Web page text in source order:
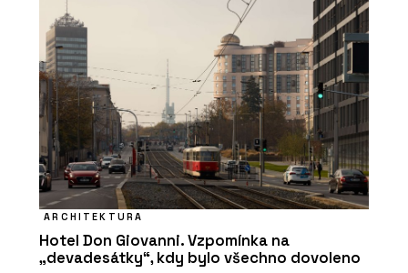
ARCHITEKTURA
Hotel Don Giovanni. Vzpomínka na
„devadesátky“, kdy bylo všechno dovoleno